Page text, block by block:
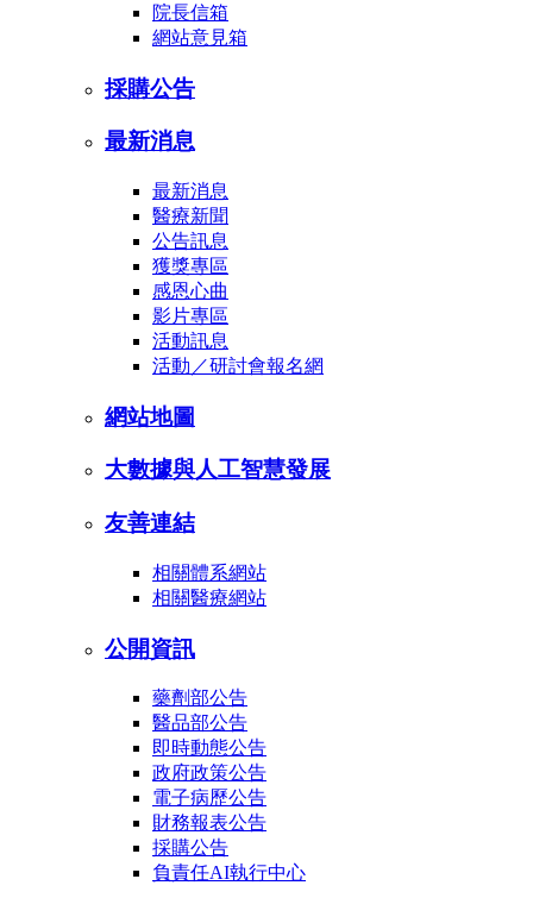
院長信箱
網站意見箱
採購公告
最新消息
最新消息
醫療新聞
公告訊息
獲獎專區
感恩心曲
影片專區
活動訊息
活動／研討會報名網
網站地圖
大數據與人工智慧發展
友善連結
相關體系網站
相關醫療網站
公開資訊
藥劑部公告
醫品部公告
即時動態公告
政府政策公告
電子病歷公告
財務報表公告
採購公告
負責任AI執行中心